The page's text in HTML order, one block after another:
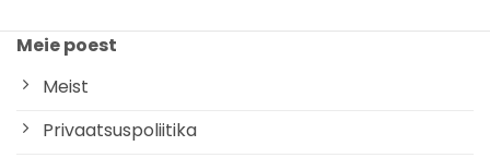
Meie poest
Meist
Privaatsuspoliitika